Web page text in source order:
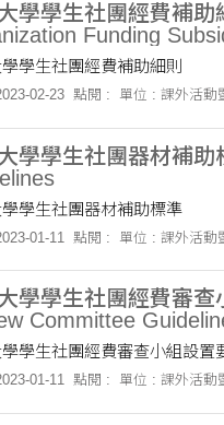
學學生社團經費補
Funding
學生社團經費補助細則
02-23 點閱 : 單位 : 課外活動
學學生社團器材補
學生社團器材補助標準
01-11 點閱 : 單位 : 課外活動
學學生社團經費審
Committee
學生社團經費審查小組設置
01-11 點閱 : 單位 : 課外活動